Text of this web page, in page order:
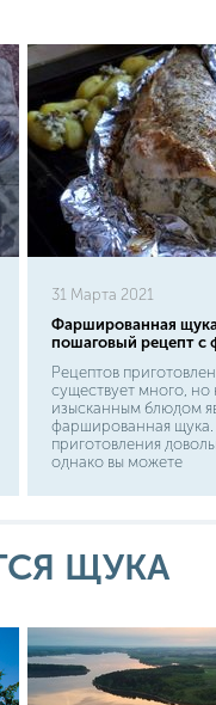
31 Марта 2021
Фаршированная
пошаговый рецепт с
Рецептов
существует много, но
изысканным блюдом
фаршированная щука.
приготовления
однако вы можете
душе угодно. Давайте
ЩУКА